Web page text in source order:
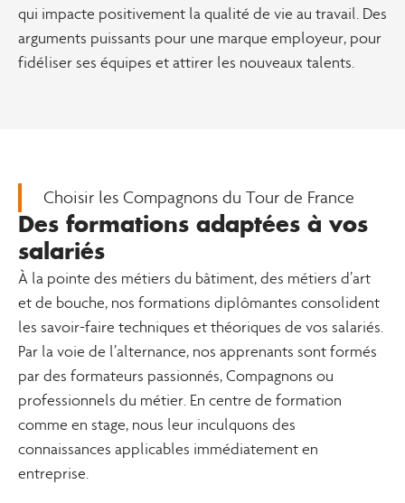
qui impacte positivement la qualité de vie au travail. Des
arguments puissants pour une marque employeur, pour
fidéliser ses équipes et attirer les nouveaux talents.
Choisir les Compagnons du Tour de France
Des formations adaptées à vos
salariés
À la pointe des métiers du bâtiment, des métiers d’art
et de bouche, nos formations diplômantes consolident
les savoir-faire techniques et théoriques de vos salariés.
Par la voie de l’alternance, nos apprenants sont formés
par des formateurs passionnés, Compagnons ou
professionnels du métier. En centre de formation
comme en stage, nous leur inculquons des
connaissances applicables immédiatement en
entreprise.